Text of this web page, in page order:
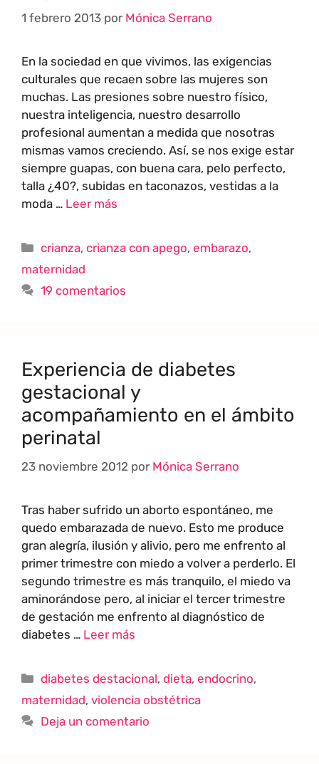
1 febrero 2013 por Mónica Serrano
En la sociedad en que vivimos, las exigencias
culturales que recaen sobre las mujeres son
muchas. Las presiones sobre nuestro físico,
nuestra inteligencia, nuestro desarrollo
profesional aumentan a medida que nosotras
mismas vamos creciendo. Así, se nos exige estar
siempre guapas, con buena cara, pelo perfecto,
talla ¿40?, subidas en taconazos, vestidas a la
moda … Leer más
crianza,crianza con apego,embarazo,
maternidad
19 comentarios
Experiencia de diabetes
gestacional y
acompañamiento en el ámbito
perinatal
23 noviembre 2012 por Mónica Serrano
Tras haber sufrido un aborto espontáneo, me
quedo embarazada de nuevo. Esto me produce
gran alegría, ilusión y alivio, pero me enfrento al
primer trimestre con miedo a volver a perderlo. El
segundo trimestre es más tranquilo, el miedo va
aminorándose pero, al iniciar el tercer trimestre
de gestación me enfrento al diagnóstico de
diabetes … Leer más
diabetes destacional,dieta,endocrino,
maternidad, violencia obstétrica
Deja un comentario